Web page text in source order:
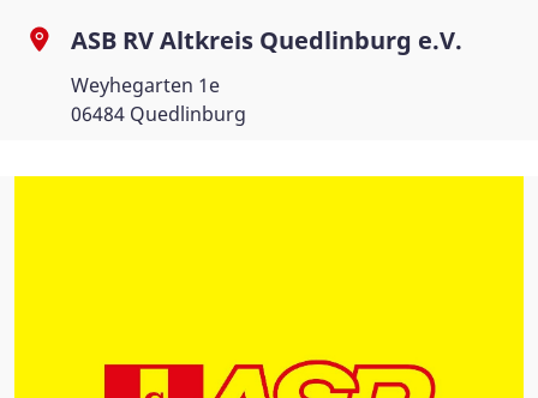
ASB RV Altkreis Quedlinburg e.V.
Weyhegarten 1e
06484 Quedlinburg